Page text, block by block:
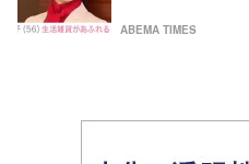
ABEMA TIMES